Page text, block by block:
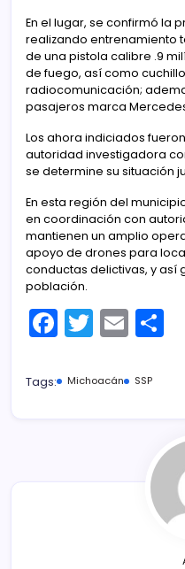
En el lugar, se confirmó la
realizando entrenamiento
de una pistola calibre .9
de fuego, así como
radiocomunicación;
pasajeros marca
Los ahora indiciados
autoridad investigadora
se determine su situación
En esta región del
en coordinación con
mantienen un amplio
apoyo de drones para
conductas delictivas, y así
población.
F
a
c
T
w
itt
E
m
ai
Tags: Michoacán SSP